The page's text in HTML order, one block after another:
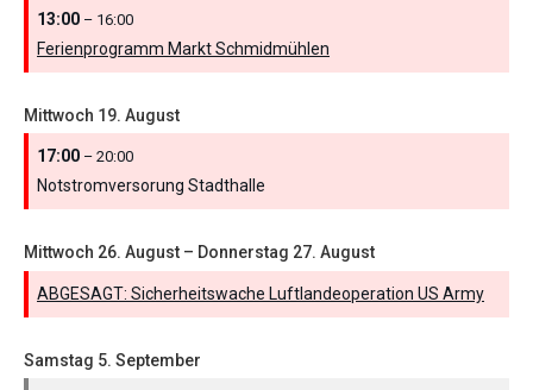
13:00 – 16:00
Ferienprogramm Markt Schmidmühlen
Mittwoch 19. August
17:00 – 20:00
Notstromversorung Stadthalle
Mittwoch 26. August – Donnerstag 27. August
ABGESAGT: Sicherheitswache Luftlandeoperation US Army
Samstag 5. September